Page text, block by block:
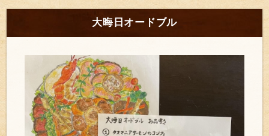
大晦日オードブル